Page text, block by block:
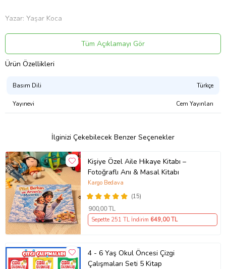
Yazar: Yaşar Koca
Kapak Türü: karton Kapak
Kağıt Cinsi: Kitap Kağıdı
Ürün Kodu:kcm22011074
Tüm Açıklamayı Gör
Ürün Özellikleri
Basım Dili Türkçe
Yayınevi Cem Yayınları
İlginizi Çekebilecek Benzer Seçenekler
Kişiye Özel Aile Hikaye Kitabı –
Fotoğraflı Anı & Masal Kitabı
(15)
Kargo Bedava
900,00 TL
Sepette 251 TL İndirim 649,00 TL
4 - 6 Yaş Okul Öncesi Çizgi
Çalışmaları Seti 5 Kitap